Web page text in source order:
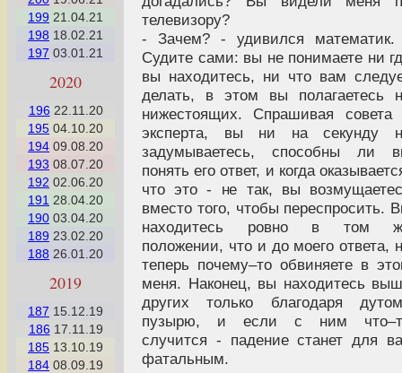
199 21.04.21
198 18.02.21
197 03.01.21
2020
196 22.11.20
195 04.10.20
194 09.08.20
193 08.07.20
192 02.06.20
191 28.04.20
190 03.04.20
189 23.02.20
188 26.01.20
2019
187 15.12.19
186 17.11.19
185 13.10.19
184 08.09.19
телевизору?
- Зачем? - удивился
Судите сами: вы не понимаете ни
вы находитесь, ни что вам
делать, в этом вы полагаетесь
нижестоящих. Спрашивая совета
эксперта, вы ни на секунду
задумываетесь, способны ли
понять его ответ, и когда
что это - не так, вы
вместо того, чтобы переспросить.
находитесь ровно в том
положении, что и до моего ответа,
теперь почему–то обвиняете в
меня. Наконец, вы находитесь
других только благодаря
пузырю, и если с ним
случится - падение станет для
фатальным.